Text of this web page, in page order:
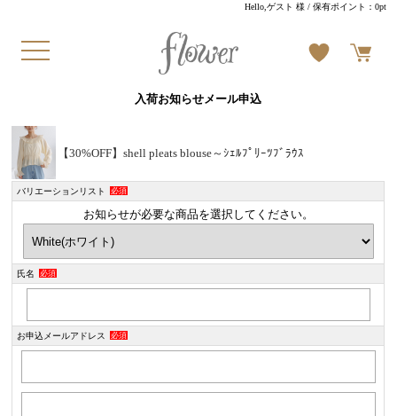
Hello,ゲスト 様 / 保有ポイント：0pt
入荷お知らせメール申込
【30%OFF】shell pleats blouse～ｼｪﾙﾌﾟﾘｰﾂﾌﾞﾗｳｽ
バリエーションリスト 必須
お知らせが必要な商品を選択してください。
氏名 必須
お申込メールアドレス 必須